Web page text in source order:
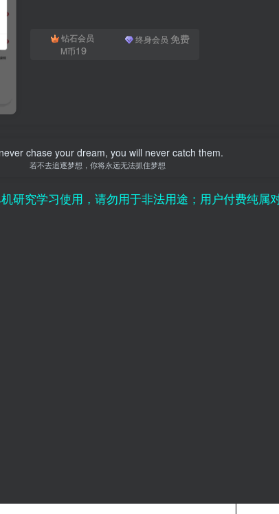
钻石会员
M币19
终身会员 免费
chase your dream, you will never catch them.
若不去追逐梦想，你将永远无法抓住梦想
使用，请勿用于非法用途；用户付费纯属对平台